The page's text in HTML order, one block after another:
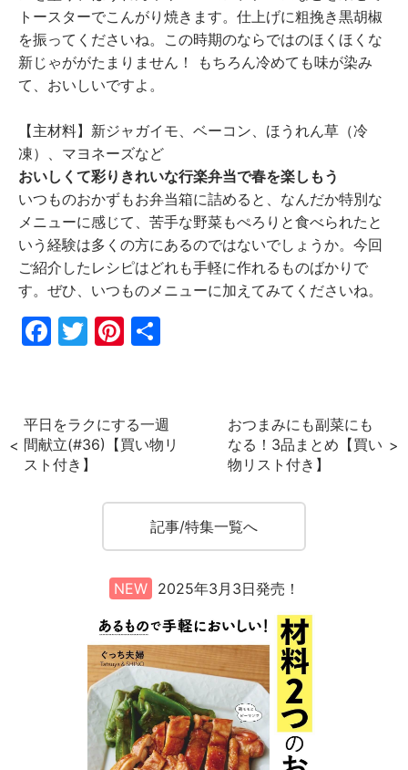
トースターでこんがり焼きます。仕上げに粗挽き黒胡椒
を振ってくださいね。この時期のならではのほくほくな
新じゃががたまりません！ もちろん冷めても味が染み
て、おいしいですよ。
【主材料】新ジャガイモ、ベーコン、ほうれん草（冷
凍）、マヨネーズなど
おいしくて彩りきれいな行楽弁当で春を楽しもう
いつものおかずもお弁当箱に詰めると、なんだか特別な
メニューに感じて、苦手な野菜もぺろりと食べられたと
いう経験は多くの方にあるのではないでしょうか。今回
ご紹介したレシピはどれも手軽に作れるものばかりで
す。ぜひ、いつものメニューに加えてみてくださいね。
F
e
b
o
T
er
Pi
e
st
平日をラクにする一週
間献立(#36)【買い物リ
スト付き】
おつまみにも副菜にも
なる！3品まとめ【買い
物リスト付き】
記事/特集一覧へ
NEW 2025年3月3日発売！